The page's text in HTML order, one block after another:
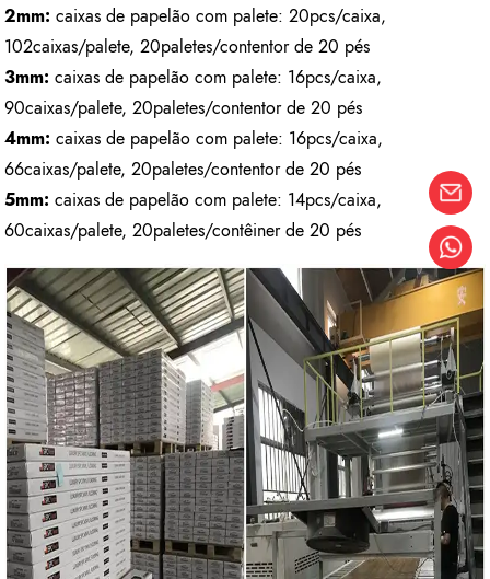
2mm: caixas de papelão com palete: 20pcs/caixa,
102caixas/palete, 20paletes/contentor de 20 pés
3mm: caixas de papelão com palete: 16pcs/caixa,
90caixas/palete, 20paletes/contentor de 20 pés
4mm: caixas de papelão com palete: 16pcs/caixa,
66caixas/palete, 20paletes/contentor de 20 pés
5mm: caixas de papelão com palete: 14pcs/caixa,
60caixas/palete, 20paletes/contêiner de 20 pés